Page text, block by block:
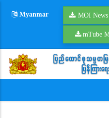
Myanmar MOI
mTube